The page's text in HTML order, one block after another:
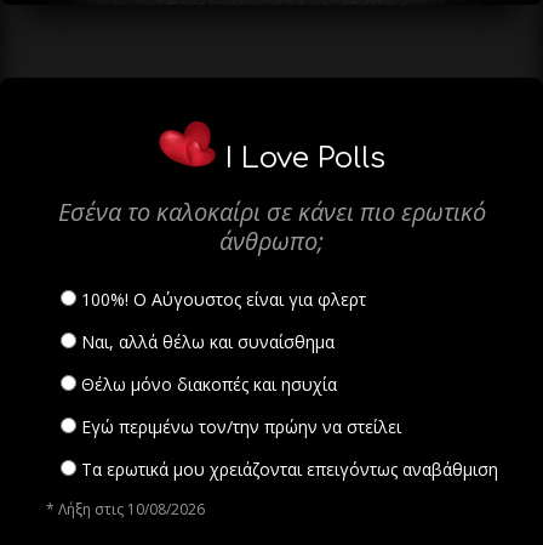
I Love Polls
Εσένα το καλοκαίρι σε κάνει πιο ερωτικό
άνθρωπο;
100%! Ο Αύγουστος είναι για φλερτ
Ναι, αλλά θέλω και συναίσθημα
Θέλω μόνο διακοπές και ησυχία
Εγώ περιμένω τον/την πρώην να στείλει
Τα ερωτικά μου χρειάζονται επειγόντως αναβάθμιση
* Λήξη στις 10/08/2026